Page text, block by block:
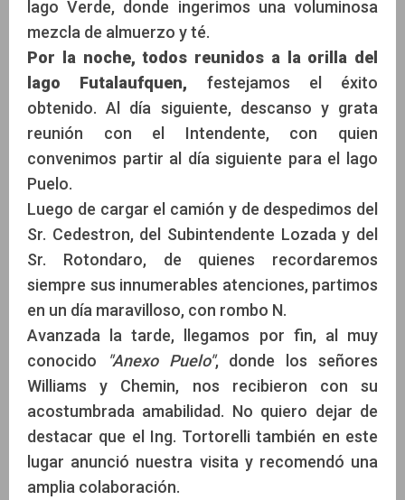
lago Verde, donde ingerimos una voluminosa
mezcla de almuerzo y té.
Por la noche, todos reunidos a la orilla del
lago Futalaufquen, festejamos el éxito
obtenido. Al día siguiente, descanso y grata
reunión con el Intendente, con quien
convenimos partir al día siguiente para el lago
Puelo.
Luego de cargar el camión y de despedimos del
Sr. Cedestron, del Subintendente Lozada y del
Sr. Rotondaro, de quienes recordaremos
siempre sus innumerables atenciones, partimos
en un día maravilloso, con rombo N.
Avanzada la tarde, llegamos por fin, al muy
conocido
"Anexo Puelo", donde los señores
Williams y Chemin, nos recibieron con su
acostumbrada amabilidad. No quiero dejar de
destacar que el Ing. Tortorelli también en este
lugar anunció nuestra visita y recomendó una
amplia colaboración.